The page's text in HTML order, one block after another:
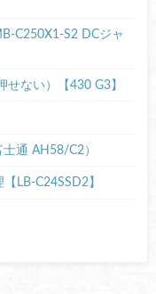
C250X1-S2 DCジャ
せない）【430 G3】
通 AH58/C2）
LB-C24SSD2】